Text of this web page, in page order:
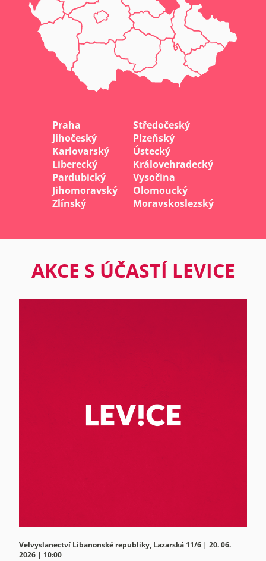
Praha
Středočeský
Jihočeský
Plzeňský
Karlovarský
Ústecký
Liberecký
Královehradecký
Pardubický
Vysočina
Jihomoravský
Olomoucký
Zlínský
Moravskoslezský
AKCE S ÚČASTÍ LEVICE
Velvyslanectví Libanonské republiky, Lazarská 11/6 | 20. 06.
2026 | 10:00